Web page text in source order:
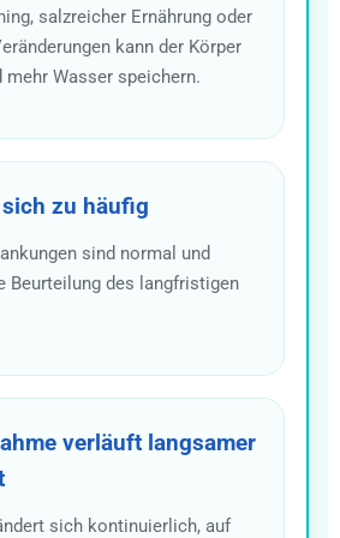
salzreicher Ernährung oder
kann der Körper
mehr Wasser speichern.
zu häufig
sind normal und
Beurteilung des langfristigen
verläuft langsamer
sich kontinuierlich, auf